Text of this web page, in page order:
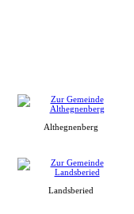
Althegnenberg
Landsberied